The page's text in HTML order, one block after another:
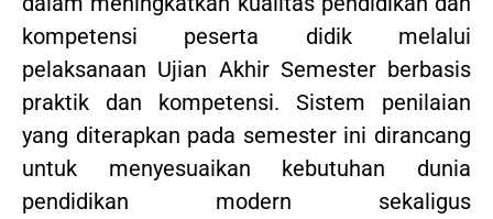
kompetensi peserta didik melalui
pelaksanaan Ujian Akhir Semester berbasis
praktik dan kompetensi. Sistem penilaian
yang diterapkan pada semester ini dirancang
untuk menyesuaikan kebutuhan dunia
pendidikan modern sekaligus